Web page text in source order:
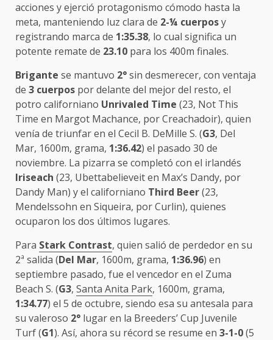
acciones y ejerció protagonismo cómodo hasta la
meta, manteniendo luz clara de 2-¼ cuerposy
registrando marca de 1:35.38, lo cual significa un
potente remate de 23.10 para los 400m finales.
Brigante se mantuvo 2°sin desmerecer, con ventaja
de 3 cuerpos por delante del mejor del resto, el
potro californiano Unrivaled Time (23, Not This
Time en Margot Machance, por Creachadoir), quien
venía de triunfar en el Cecil B. DeMille S. (G3, Del
Mar, 1600m, grama, 1:36.42) el pasado 30 de
noviembre. La pizarra se completó con el irlandés
Iriseach (23, Ubettabelieveit en Max’s Dandy, por
Dandy Man) y el californiano Third Beer(23,
Mendelssohn en Siqueira, por Curlin), quienes
ocuparon los dos últimos lugares.
Para Stark Contrast, quien salió de perdedor en su
2ª salida (Del Mar, 1600m, grama, 1:36.96) en
septiembre pasado, fue el vencedor en el Zuma
Beach S. (G3, Santa Anita Park, 1600m, grama,
1:34.77) el 5 de octubre, siendo esa su antesala para
su valeroso 2° lugar en la Breeders’ Cup Juvenile
Turf (G1). Así, ahora su récord se resume en 3-1-0(5